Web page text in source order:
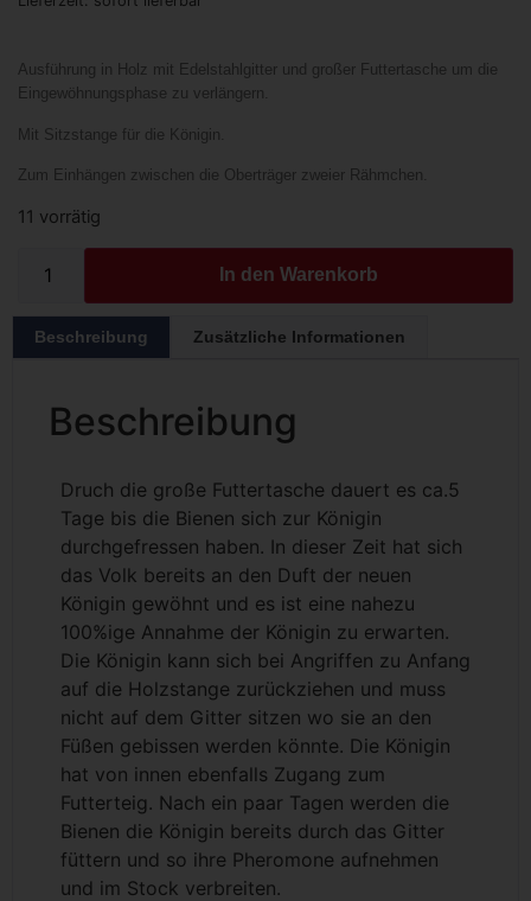
Ausführung in Holz mit Edelstahlgitter und großer Futtertasche um die
Eingewöhnungsphase zu verlängern.
Mit Sitzstange für die Königin.
Zum Einhängen zwischen die Oberträger zweier Rähmchen.
11 vorrätig
In den Warenkorb
Beschreibung Zusätzliche Informationen
Beschreibung
Druch die große Futtertasche dauert es ca.5
Tage bis die Bienen sich zur Königin
durchgefressen haben. In dieser Zeit hat sich
das Volk bereits an den Duft der neuen
Königin gewöhnt und es ist eine nahezu
100%ige Annahme der Königin zu erwarten.
Die Königin kann sich bei Angriffen zu Anfang
auf die Holzstange zurückziehen und muss
nicht auf dem Gitter sitzen wo sie an den
Füßen gebissen werden könnte. Die Königin
hat von innen ebenfalls Zugang zum
Futterteig. Nach ein paar Tagen werden die
Bienen die Königin bereits durch das Gitter
füttern und so ihre Pheromone aufnehmen
und im Stock verbreiten.